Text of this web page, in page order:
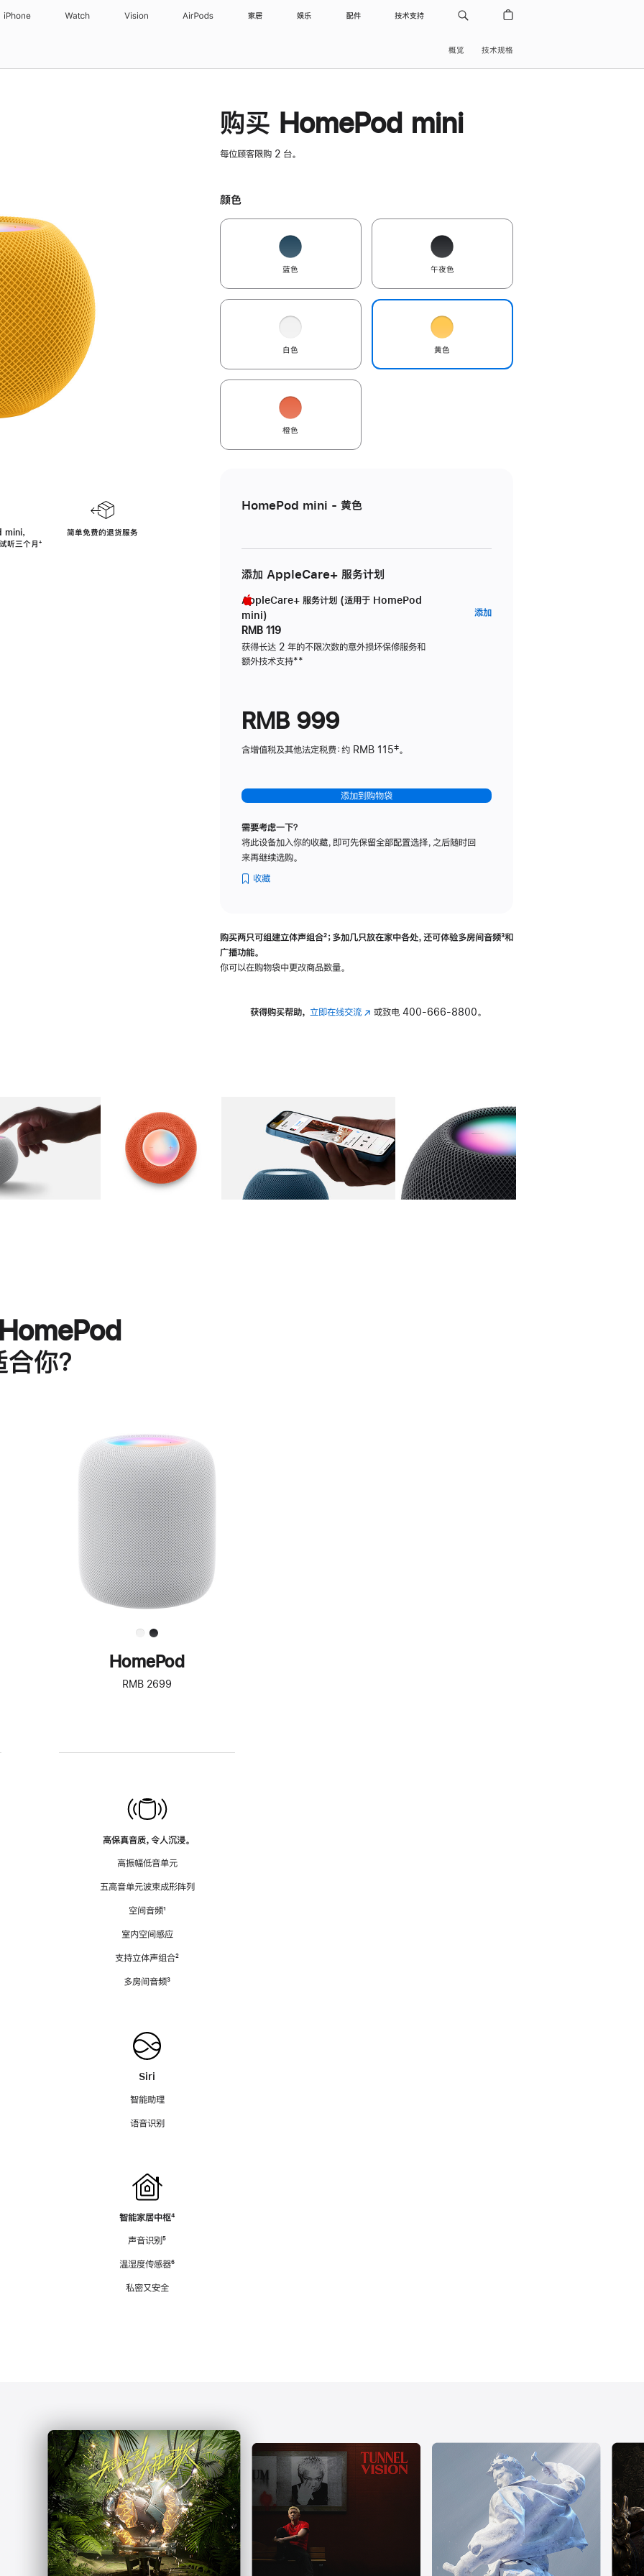
iPhone Watch Vision AirPods 家居 娱乐 配件 技术支持
概览 技术规格
，
听三个月脚
⁺
简单免费的退货服务
购买 HomePod mini
每位顾客限购 2 台。
颜色
蓝色 午夜色
白色 黄色
橙色
HomePod mini - 黄色
添加 AppleCare+ 服务计划
AppleCare+ 服务计划 (适用于 HomePod
mini)
RMB 119
获得长达 2 年的不限次数的意外损坏保修服务和
额外技术支持脚
**
添加AppleCare+
RMB 999
含增值税及其他法定税费：约 RMB 115‡。
添加到购物袋
需要考虑一下？
将此设备加入你的收藏，即可先保留全部配置选择，之后随时回
来再继续选购。
收藏
购买两只可组建立体声组合脚
²；多加几只放在家中各处，还可体验多‍房‍间音频脚
³和
广播功能。
你可以在购物袋中更改商品数量。
获得购买帮助， 立即在线交流(在 或致电 400-666-8800。
图库 图像 图库 图像 图库 图像 4 图库 图像 5
你？
进
一
步
了
解
HomePod<
HomePod
RMB 2699
高保真音质，令人沉浸。
高振幅低音单元
五高音单元波束成形阵列
空间音频脚
¹
室内空间感应
支持立体声组合脚
²
多房间音频脚
³
Siri
智能助理
语音识别
智能家居中枢脚
⁴
声音识别脚
⁵
温湿度传感器脚
⁶
私密又安全